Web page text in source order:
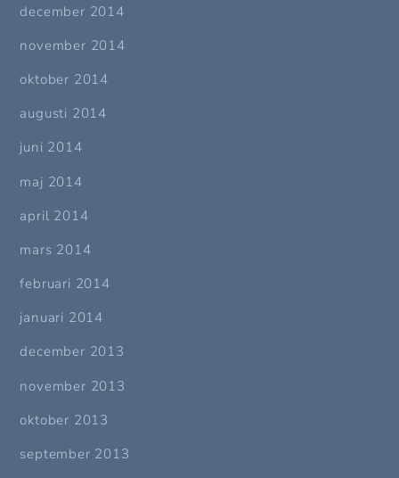
december 2014
november 2014
oktober 2014
augusti 2014
juni 2014
maj 2014
april 2014
mars 2014
februari 2014
januari 2014
december 2013
november 2013
oktober 2013
september 2013